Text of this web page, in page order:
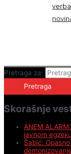
Pretraga za:
Skorašnje
ANEM
javnom
Šabić: